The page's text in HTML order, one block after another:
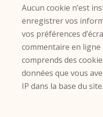
Aucun cookie n’est
enregistrer vos
vos préférences
commentaire en ligne
comprends des
données que vous
IP dans la base du site.